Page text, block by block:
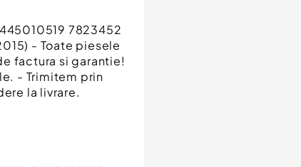
7823452
- Toate piesele
factura si garantie!
- Trimitem prin
la livrare.